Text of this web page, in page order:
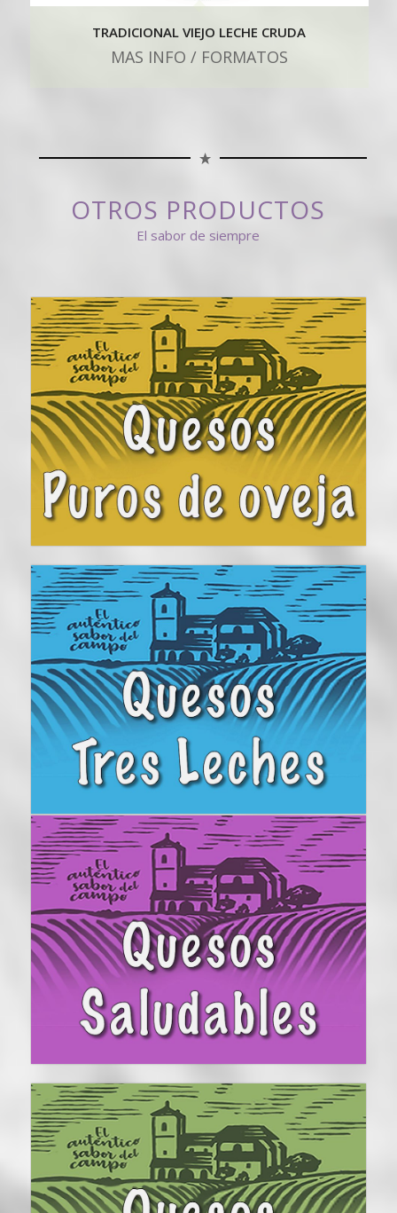
TRADICIONAL VIEJO LECHE CRUDA
MAS INFO / FORMATOS
OTROS PRODUCTOS
El sabor de siempre